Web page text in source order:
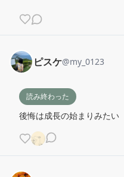
ピスケ@my_0123
読み終わった
後悔は成長の始まりみたい